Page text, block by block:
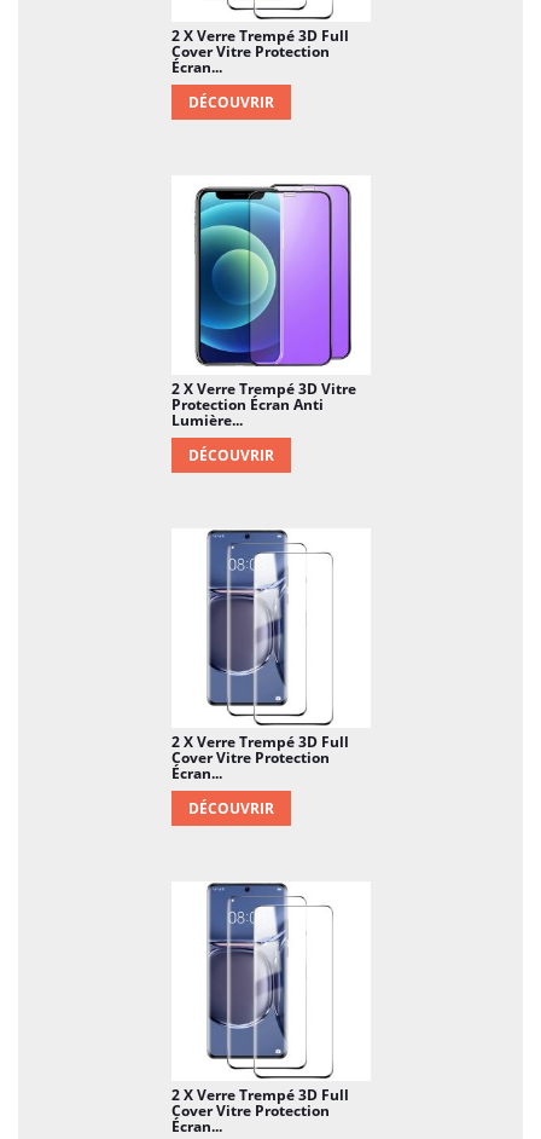
2 X Verre Trempé 3D Full
Cover Vitre Protection
Écran...
DÉCOUVRIR
2 X Verre Trempé 3D Vitre
Protection Écran Anti
Lumière...
DÉCOUVRIR
2 X Verre Trempé 3D Full
Cover Vitre Protection
Écran...
DÉCOUVRIR
2 X Verre Trempé 3D Full
Cover Vitre Protection
Écran...